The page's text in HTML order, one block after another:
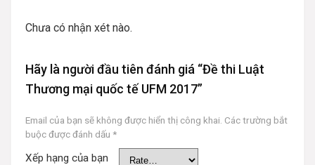
Chưa có nhận xét nào.
Hãy là người đầu tiên đánh giá “Đề thi Luật
Thương mại quốc tế UFM 2017”
Email của bạn sẽ không được hiển thị công khai. Các trường bắt
buộc được đánh dấu *
Xếp hạng của bạn